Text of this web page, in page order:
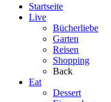
Startseite
Live
Bücherliebe
Garten
Reisen
Shopping
Back
Eat
Dessert